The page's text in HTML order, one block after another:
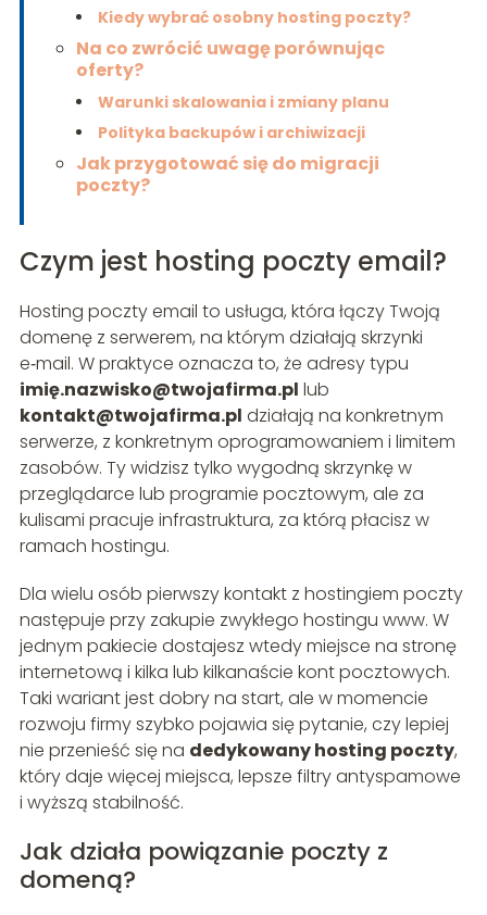
Kiedy wybrać osobny hosting poczty?
Na co zwrócić uwagę porównując
oferty?
Warunki skalowania i zmiany planu
Polityka backupów i archiwizacji
Jak przygotować się do migracji
poczty?
Czym jest hosting poczty email?
Hosting poczty email to usługa, która łączy Twoją
domenę z serwerem, na którym działają skrzynki
e‑mail. W praktyce oznacza to, że adresy typu
imię.nazwisko@twojafirma.pl lub
kontakt@twojafirma.pl działają na konkretnym
serwerze, z konkretnym oprogramowaniem i limitem
zasobów. Ty widzisz tylko wygodną skrzynkę w
przeglądarce lub programie pocztowym, ale za
kulisami pracuje infrastruktura, za którą płacisz w
ramach hostingu.
Dla wielu osób pierwszy kontakt z hostingiem poczty
następuje przy zakupie zwykłego hostingu www. W
jednym pakiecie dostajesz wtedy miejsce na stronę
internetową i kilka lub kilkanaście kont pocztowych.
Taki wariant jest dobry na start, ale w momencie
rozwoju firmy szybko pojawia się pytanie, czy lepiej
nie przenieść się na dedykowany hosting poczty,
który daje więcej miejsca, lepsze filtry antyspamowe
i wyższą stabilność.
Jak działa powiązanie poczty z
domeną?